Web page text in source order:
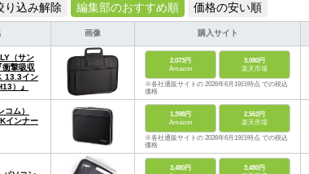
り込み解除 編集部のおすすめ順 価格の安い順
画像 購入サイト
（サン
衝撃吸収
13.3イン
）』
2,073円
Amazon
3,080円
楽天市場
※各社通販サイトの 2026年6月19日時点 での税込
価格
ム）
インナー
1,398円
Amazon
2,562円
楽天市場
※各社通販サイトの 2026年6月19日時点 での税込
価格
3,480円
3,480円